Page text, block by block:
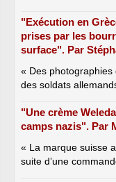
"Exécution en
prises par les
surface". Par
« Des photographies
des soldats
"Une crème
camps nazis". Par
« La marque suisse
suite d’une